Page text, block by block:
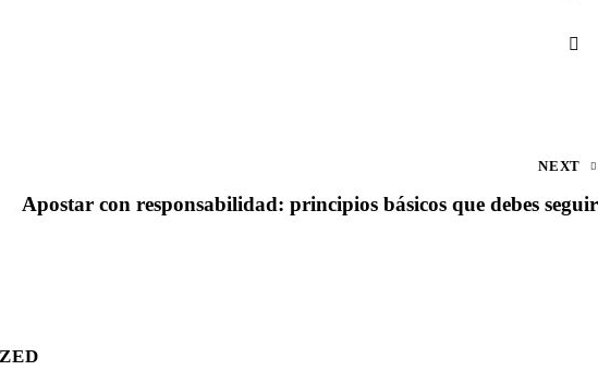
NEXT
Apostar con responsabilidad: principios básicos que debes seguir